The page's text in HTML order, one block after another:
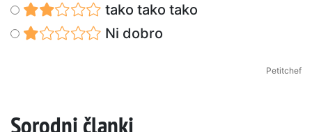
tako tako tako
Ni dobro
Petitchef
Sorodni članki